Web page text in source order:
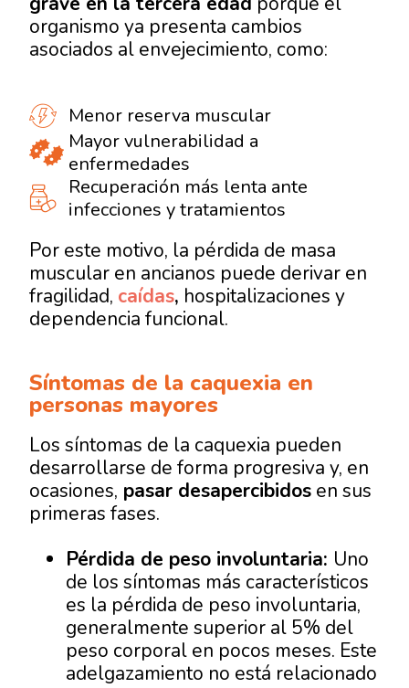
organismo ya presenta cambios
asociados al envejecimiento, como:
Menor reserva muscular
Mayor vulnerabilidad a
enfermedades
Recuperación más lenta ante
infecciones y tratamientos
Por este motivo, la pérdida de masa
muscular en ancianos puede derivar en
fragilidad, caídas, hospitalizaciones y
dependencia funcional.
Síntomas de la caquexia en
personas mayores
Los síntomas de la caquexia pueden
desarrollarse de forma progresiva y, en
ocasiones, pasar desapercibidos en sus
primeras fases.
Pérdida de peso involuntaria: Uno
de los síntomas más característicos
es la pérdida de peso involuntaria,
generalmente superior al 5% del
peso corporal en pocos meses. Este
adelgazamiento no está relacionado